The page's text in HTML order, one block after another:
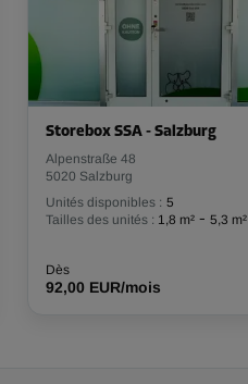
Storebox SSA - Salzburg
Alpenstraße 48
5020 Salzburg
Unités disponibles : 5
Tailles des unités : 1,8 m² - 5,3 m²
Dès
92,00 EUR/mois